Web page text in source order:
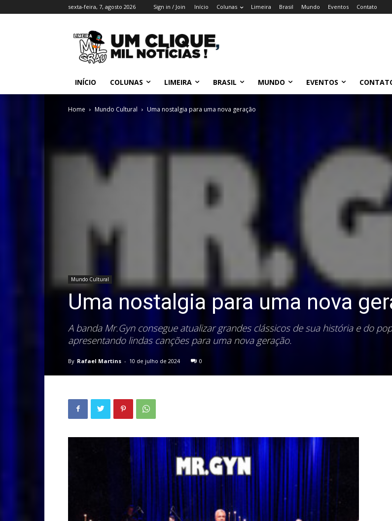
sexta-feira, 7, agosto 2026 Sign in / Join Início Colunas Limeira Brasil Mundo Eventos Contato
INÍCIO COLUNAS LIMEIRA BRASIL MUNDO EVENTOS
Home Mundo Cultural Uma nostalgia para uma nova geração
Mundo Cultural
Uma nostalgia para uma nova
A banda Mr.Gyn consegue atualizar grandes clássicos de sua história e do
apresentando lindas canções para uma nova geração.
By Rafael Martins - 10 de julho de 2024 0